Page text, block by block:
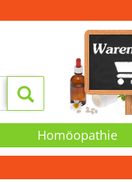
Homöopathie